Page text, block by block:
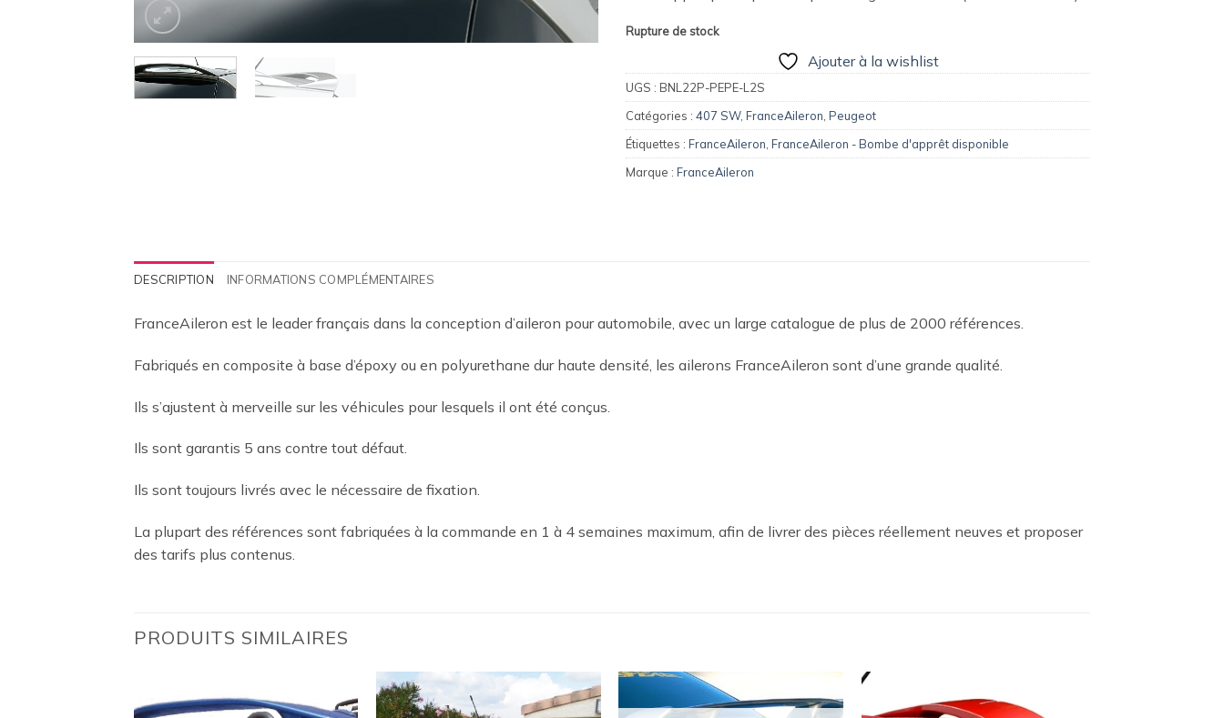
Rupture de stock
Ajouter à la wishlist
UGS : BNL22P-PEPE-L2S
Catégories : 407 SW, FranceAileron Peugeot
Étiquettes : FranceAileron FranceAileron - Bombe d'apprêt disponible
Marque : FranceAileron
DESCRIPTION INFORMATIONS COMPLÉMENTAIRES
FranceAileron est le leader français dans la conception d’aileron pour automobile, avec un large catalogue de plus de 2000 références.
Fabriqués en composite à base d’époxy ou en polyurethane dur haute densité, les ailerons FranceAileron sont d’une grande qualité.
Ils s’ajustent à merveille sur les véhicules pour lesquels il ont été conçus.
Ils sont garantis 5 ans contre tout défaut.
Ils sont toujours livrés avec le nécessaire de fixation.
La plupart des références sont fabriquées à la commande en 1 à 4 semaines maximum, afin de livrer des pièces réellement neuves et proposer
des tarifs plus contenus.
PRODUITS SIMILAIRES